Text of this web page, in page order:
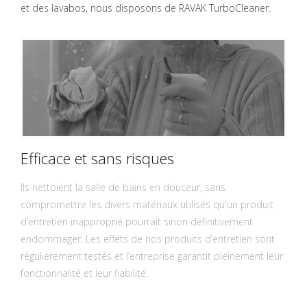
et des lavabos, nous disposons de RAVAK TurboCleaner.
Efficace et sans risques
Ils nettoient la salle de bains en douceur, sans
compromettre les divers matériaux utilisés qu'un produit
d’entretien inapproprié pourrait sinon définitivement
endommager. Les effets de nos produits d’entretien sont
régulièrement testés et l’entreprise garantit pleinement leur
fonctionnalité et leur fiabilité.